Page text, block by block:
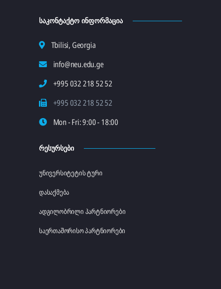
ᲡᲐᲙᲝᲜᲢᲐᲥᲢᲝ ᲘᲜᲤᲝᲠᲛᲐᲪᲘᲐ
Tbilisi, Georgia
info@neu.edu.ge
+995 032 218 52 52
+995 032 218 52 52
Mon - Fri: 9:00 - 18:00
ᲠᲔᲡᲣᲠᲡᲔᲑᲘ
უნივერსიტეტის ტური
დასაქმება
ადგილობრილი პარტნიორები
საერთაშორისო პარტნიორები